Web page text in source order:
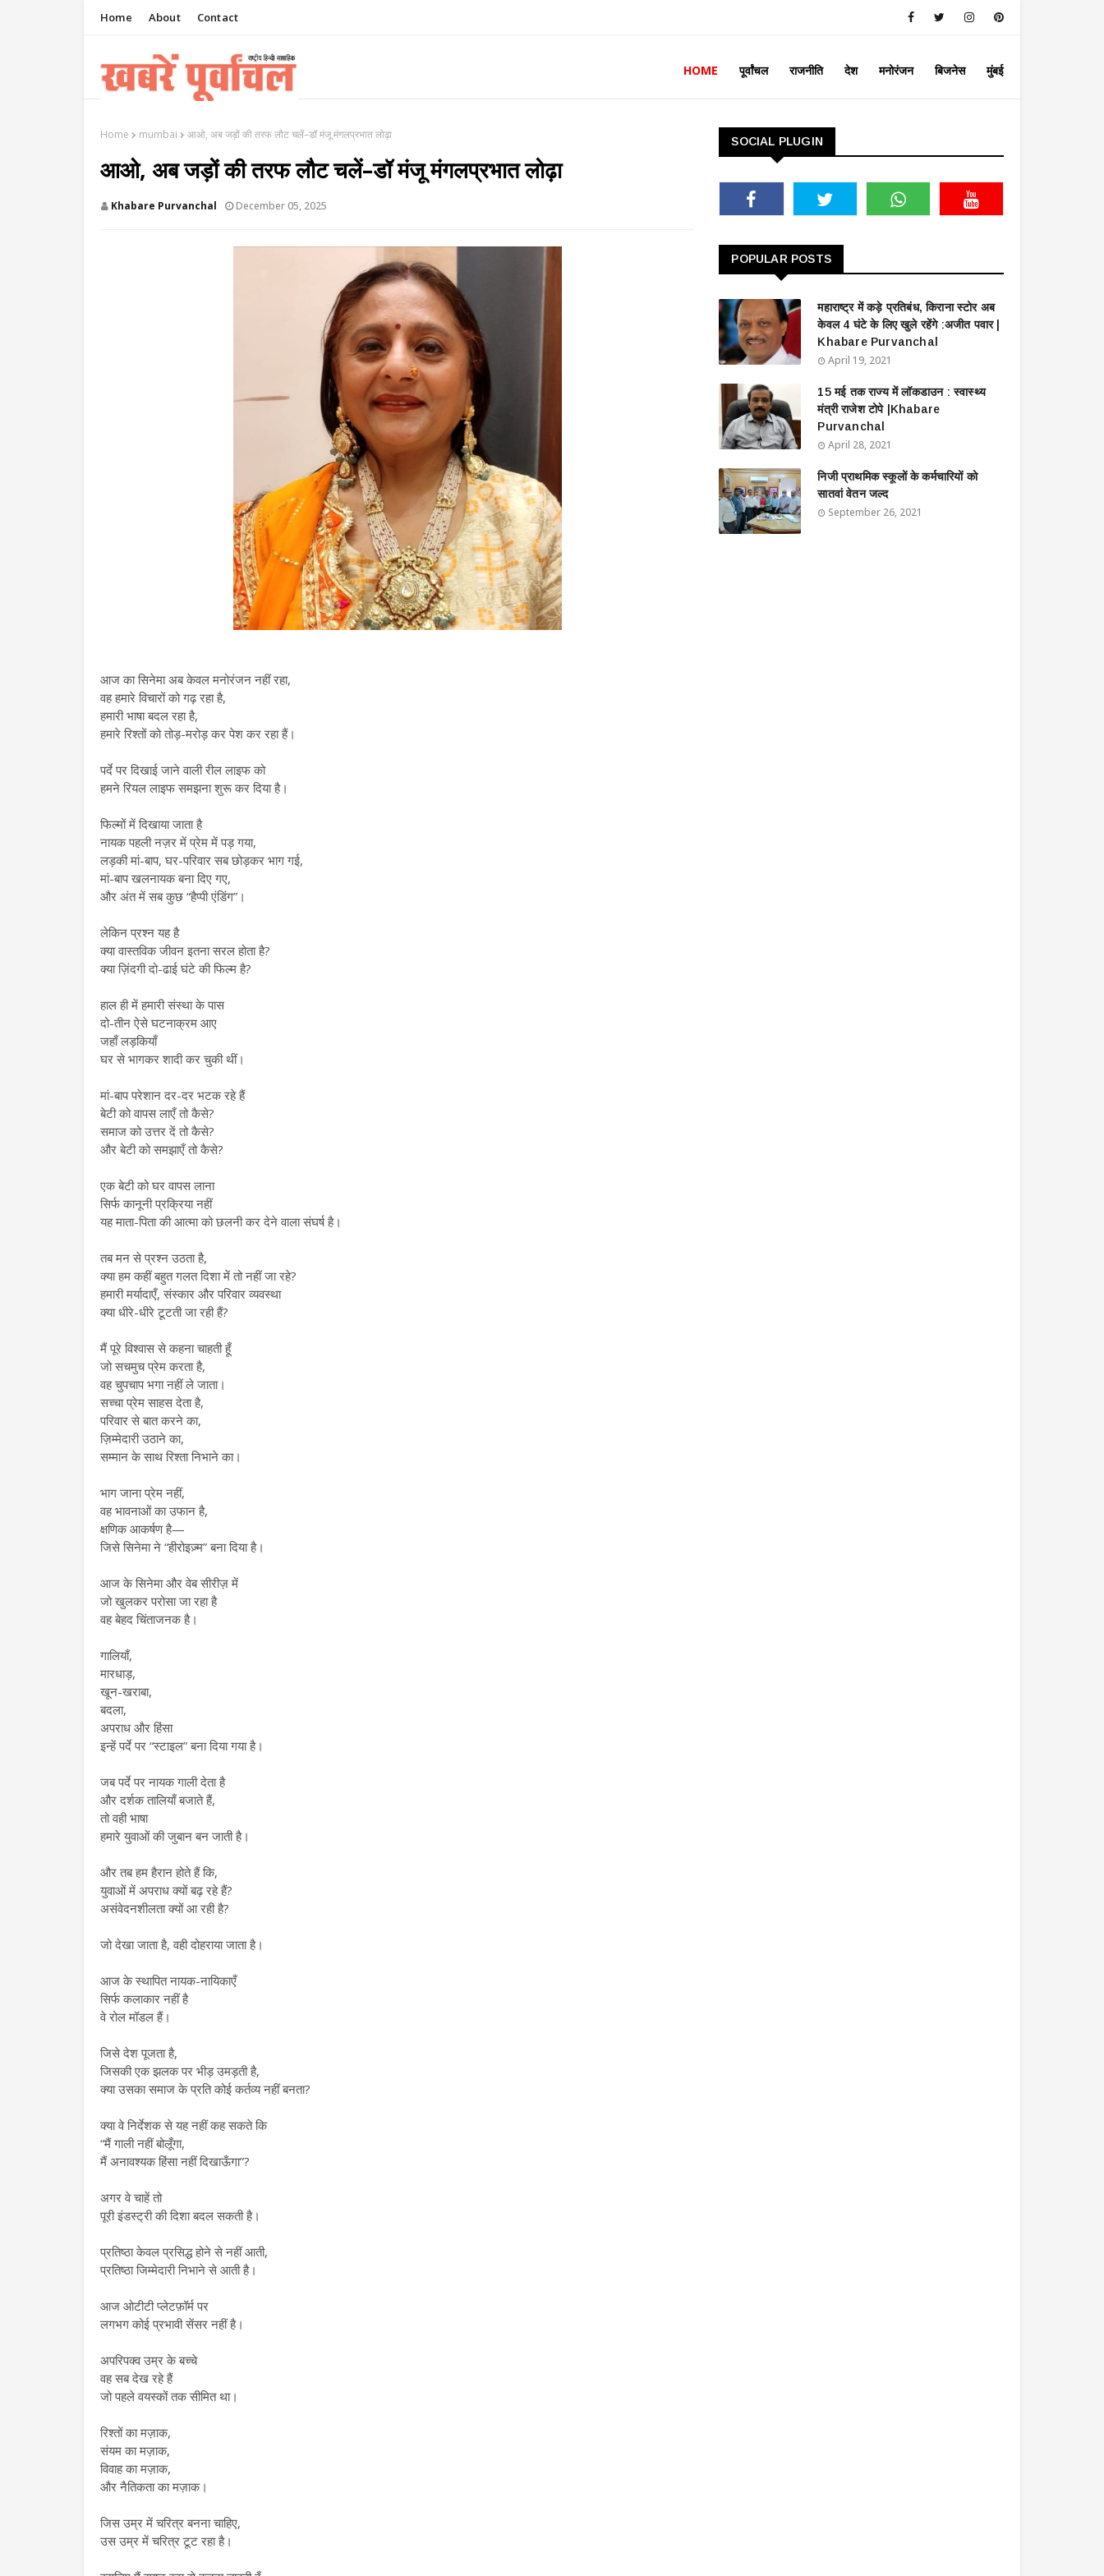
Home About Contact
HOME पूर्वांचल राजनीति देश मनोरंजन बिजनेस मुंबई
Home mumbai आओ, अब जड़ों की तरफ लौट चलें–डॉ मंजू मंगलप्रभात लोढ़ा
आओ, अब जड़ों की तरफ लौट चलें–डॉ मंजू मंगलप्रभात लोढ़ा
Khabare Purvanchal December 05, 2025
आज का सिनेमा अब केवल मनोरंजन नहीं रहा,
वह हमारे विचारों को गढ़ रहा है,
हमारी भाषा बदल रहा है,
हमारे रिश्तों को तोड़-मरोड़ कर पेश कर रहा हैं।
पर्दे पर दिखाई जाने वाली रील लाइफ को
हमने रियल लाइफ समझना शुरू कर दिया है।
फिल्मों में दिखाया जाता है
नायक पहली नज़र में प्रेम में पड़ गया,
लड़की मां-बाप, घर-परिवार सब छोड़कर भाग गई,
मां-बाप खलनायक बना दिए गए,
और अंत में सब कुछ “हैप्पी एंडिंग”।
लेकिन प्रश्न यह है
क्या वास्तविक जीवन इतना सरल होता है?
क्या ज़िंदगी दो-ढाई घंटे की फिल्म है?
हाल ही में हमारी संस्था के पास
दो-तीन ऐसे घटनाक्रम आए
जहाँ लड़कियाँ
घर से भागकर शादी कर चुकी थीं।
मां-बाप परेशान दर-दर भटक रहे हैं
बेटी को वापस लाएँ तो कैसे?
समाज को उत्तर दें तो कैसे?
और बेटी को समझाएँ तो कैसे?
एक बेटी को घर वापस लाना
सिर्फ कानूनी प्रक्रिया नहीं
यह माता-पिता की आत्मा को छलनी कर देने वाला संघर्ष है।
तब मन से प्रश्न उठता है,
क्या हम कहीं बहुत गलत दिशा में तो नहीं जा रहे?
हमारी मर्यादाएँ, संस्कार और परिवार व्यवस्था
क्या धीरे-धीरे टूटती जा रही हैं?
मैं पूरे विश्वास से कहना चाहती हूँ
जो सचमुच प्रेम करता है,
वह चुपचाप भगा नहीं ले जाता।
सच्चा प्रेम साहस देता है,
परिवार से बात करने का,
ज़िम्मेदारी उठाने का,
सम्मान के साथ रिश्ता निभाने का।
भाग जाना प्रेम नहीं,
वह भावनाओं का उफान है,
क्षणिक आकर्षण है—
जिसे सिनेमा ने “हीरोइज़्म” बना दिया है।
आज के सिनेमा और वेब सीरीज़ में
जो खुलकर परोसा जा रहा है
वह बेहद चिंताजनक है।
गालियाँ,
मारधाड़,
खून-खराबा,
बदला,
अपराध और हिंसा
इन्हें पर्दे पर “स्टाइल” बना दिया गया है।
जब पर्दे पर नायक गाली देता है
और दर्शक तालियाँ बजाते हैं,
तो वही भाषा
हमारे युवाओं की जुबान बन जाती है।
और तब हम हैरान होते हैं कि,
युवाओं में अपराध क्यों बढ़ रहे हैं?
असंवेदनशीलता क्यों आ रही है?
जो देखा जाता है, वही दोहराया जाता है।
आज के स्थापित नायक-नायिकाएँ
सिर्फ कलाकार नहीं है
वे रोल मॉडल हैं।
जिसे देश पूजता है,
जिसकी एक झलक पर भीड़ उमड़ती है,
क्या उसका समाज के प्रति कोई कर्तव्य नहीं बनता?
क्या वे निर्देशक से यह नहीं कह सकते कि
“मैं गाली नहीं बोलूँगा,
मैं अनावश्यक हिंसा नहीं दिखाऊँगा”?
अगर वे चाहें तो
पूरी इंडस्ट्री की दिशा बदल सकती है।
प्रतिष्ठा केवल प्रसिद्ध होने से नहीं आती,
प्रतिष्ठा जिम्मेदारी निभाने से आती है।
आज ओटीटी प्लेटफ़ॉर्म पर
लगभग कोई प्रभावी सेंसर नहीं है।
अपरिपक्व उम्र के बच्चे
वह सब देख रहे हैं
जो पहले वयस्कों तक सीमित था।
रिश्तों का मज़ाक,
संयम का मज़ाक,
विवाह का मज़ाक,
और नैतिकता का मज़ाक।
जिस उम्र में चरित्र बनना चाहिए,
उस उम्र में चरित्र टूट रहा है।
SOCIAL PLUGIN
POPULAR POSTS
महाराष्ट्र में कड़े प्रतिबंध, किराना स्टोर अब
केवल 4 घंटे के लिए खुले रहेंगे :अजीत पवार |
Khabare Purvanchal
April 19, 2021
15 मई तक राज्य में लॉकडाउन : स्वास्थ्य
मंत्री राजेश टोपे |Khabare
Purvanchal
April 28, 2021
निजी प्राथमिक स्कूलों के कर्मचारियों को
सातवां वेतन जल्द
September 26, 2021